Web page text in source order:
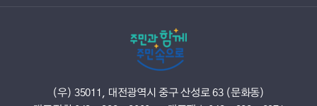
(우) 35011, 대전광역시 중구 산성로 63 (문화동)